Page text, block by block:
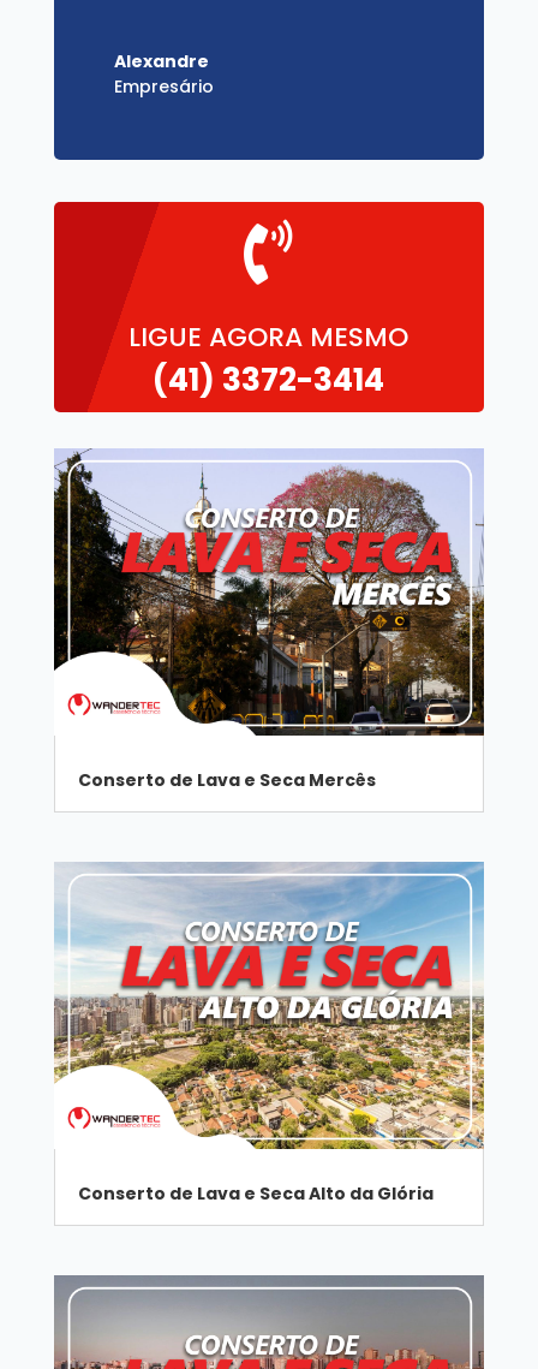
Alexandre
Empresário

LIGUE AGORA MESMO
(41) 3372-3414
Conserto de Lava e Seca Mercês
Conserto de Lava e Seca Alto da Glória